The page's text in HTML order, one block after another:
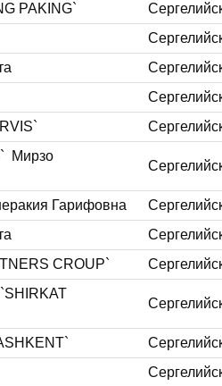
PAKING`
Мирзо
Гарифовна
CROUP`